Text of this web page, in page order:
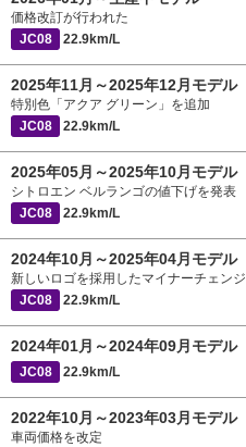
価格改訂が行われた
JC08
22.9km/L
2025年11月～2025年12月モデル
特別色「アクア グリーン」を追加
JC08
22.9km/L
2025年05月～2025年10月モデル
シトロエン ベルランゴの値下げを発表
JC08
22.9km/L
2024年10月～2025年04月モデル
新しいロゴを採用したマイナーチェンジ
JC08
22.9km/L
2024年01月～2024年09月モデル
JC08 22.9km/L
2022年10月～2023年03月モデル
車両価格を改定